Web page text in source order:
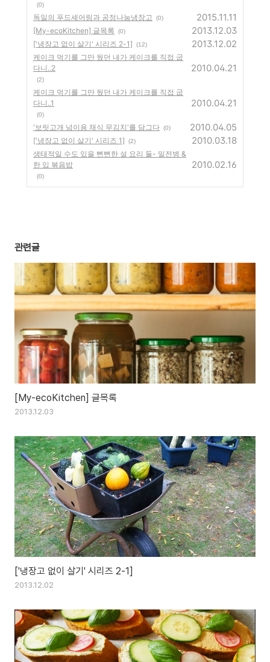
(0)
독일의 푸드셰어링과 공정나눔냉장고 (0) 2015.11.11
[My-ecoKitchen] 글목록 (0) 2013.12.03
['냉장고 없이 살기' 시리즈 2-1] (12) 2013.12.02
케이크 먹기를 그만 뒀던 내가 케이크를 직접 굽
다니..2
(2)
2010.04.21
케이크 먹기를 그만 뒀던 내가 케이크를 직접 굽
다니..1
(0)
2010.04.21
'보릿고개 넘이용 채식 무김치'를 담그다 (0) 2010.04.05
['냉장고 없이 살기' 시리즈 1] (2) 2010.03.18
생태적일 수도 있을 뻔뻔한 설 요리 둘- 밀전병 &
한 입 볶음밥
(0)
2010.02.16
관련글
[My-ecoKitchen] 글목록
2013.12.03
['냉장고 없이 살기' 시리즈 2-1]
2013.12.02